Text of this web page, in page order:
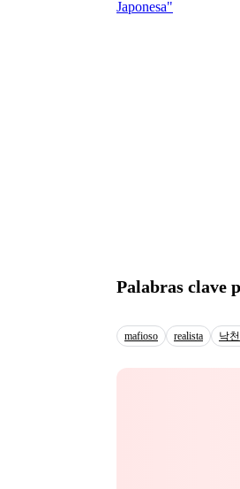
Palabras clave
mafioso realista 낙